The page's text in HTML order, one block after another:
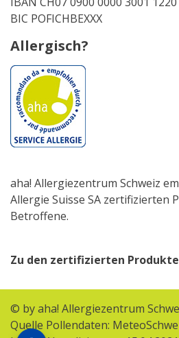
BIC POFICHBEXXX
Allergisch?
aha! Allergiezentrum Schweiz
Allergie Suisse SA zertifizierten
Betroffene.
Zu den zertifizierten
© by aha! Allergiezentrum
Quelle Pollendaten: